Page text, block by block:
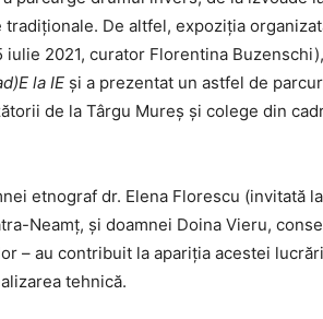
De altfel, expoziția
iulie 2021, curator Florentina
la IE și a prezentat un astfel de
de la Târgu Mureș și colege din
etnograf dr. Elena Florescu (invitată
Neamț, și doamnei Doina Vieru,
– au contribuit la apariția acestei
tehnică.